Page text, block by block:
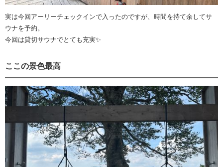
実は今回アーリーチェックインで入ったのですが、時間を持て余してサ
ウナを予約。
今回は貸切サウナでとても充実✨
ここの景色最高